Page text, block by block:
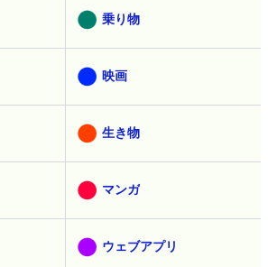
乗り物
映画
生き物
マンガ
ウェブアプリ